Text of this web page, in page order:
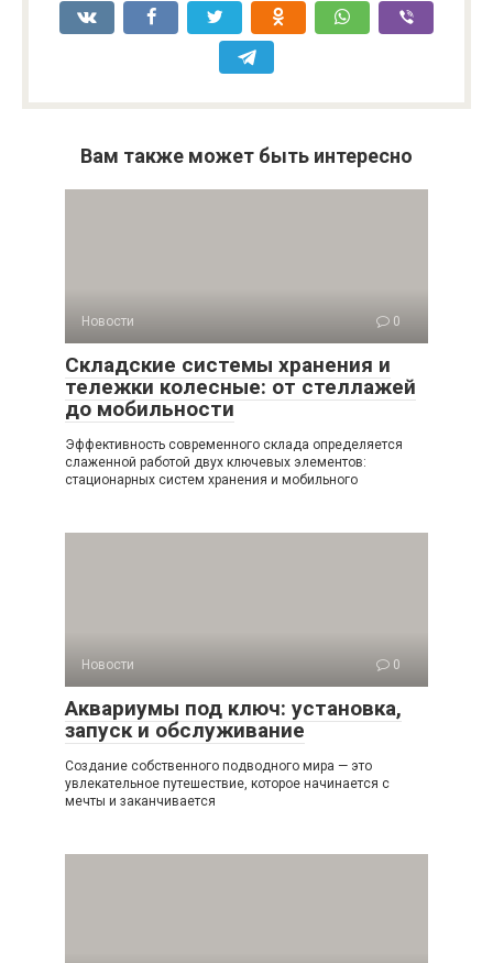
Вам также может быть интересно
Новости 0
Складские системы хранения и
тележки колесные: от стеллажей
до мобильности
Эффективность современного склада определяется
слаженной работой двух ключевых элементов:
стационарных систем хранения и мобильного
Новости 0
Аквариумы под ключ: установка,
запуск и обслуживание
Создание собственного подводного мира — это
увлекательное путешествие, которое начинается с
мечты и заканчивается